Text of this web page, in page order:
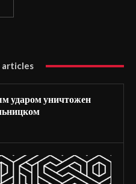
articles
ударом уничтожен